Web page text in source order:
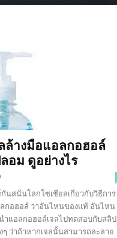
ล้างมือแอลกอฮอล์
อม ดูอย่างไร
นสนั่นโลกโซเชียลเกี่ยวกับวิธีการ
กอฮอล์ ว่าอันไหนของแท้ อันไหน
ำแอลกอฮอล์เจลไปทดสอบกับสลิป
ๆ ว่าถ้าหากเจลนั้นสามารถละลาย